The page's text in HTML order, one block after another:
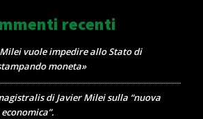
recenti
vuole impedire allo Stato di
moneta»
di Javier Milei sulla “nuova